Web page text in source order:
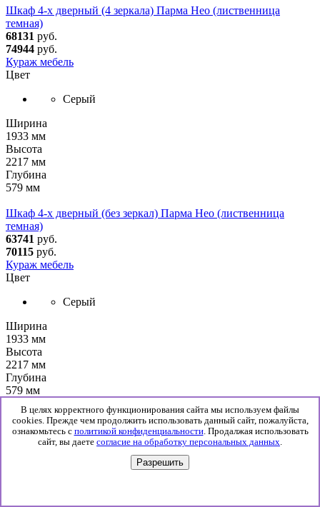
Шкаф 4-х дверный (4 зеркала) Парма Нео (лиственница
темная)
68131 руб.
74944 руб.
Кураж мебель
Цвет
Серый
Ширина
1933 мм
Высота
2217 мм
Глубина
579 мм
Шкаф 4-х дверный (без зеркал) Парма Нео (лиственница
темная)
63741 руб.
70115 руб.
Кураж мебель
Цвет
Серый
Ширина
1933 мм
Высота
2217 мм
Глубина
579 мм
Шкаф угловой (без зеркал) Парма Нео (лиственница темная)
29864руб.
руб.
В целях корректного функционирования сайта мы используем файлы
cookies. Прежде чем продолжить использовать данный сайт, пожалуйста,
ознакомьтесь с политикой конфиденциальности. Продалжая использовать
сайт, вы даете согласие на обработку персональных данных.
Разрешить